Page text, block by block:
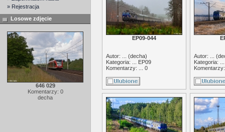
» Rejestracja
Losowe zdjęcie
646 029
Komentarzy: 0
decha
EP09-044
Autor: ... (decha)
Kategoria: ... EP09
Komentarzy: ... 0
Autor: ... (
Kategoria: